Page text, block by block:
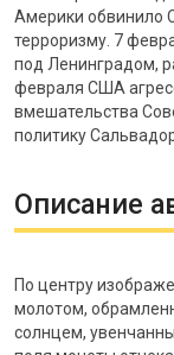
Америки обвинило
терроризму. 7
под Ленинградом,
февраля США
вмешательства
политику
Описание
По центру
молотом,
солнцем,